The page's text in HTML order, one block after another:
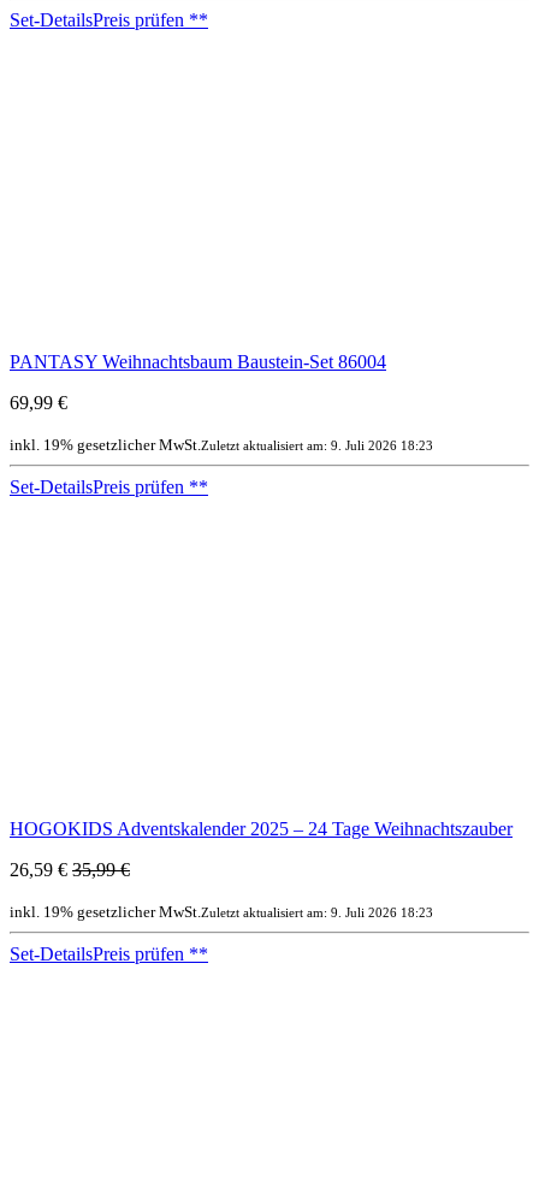
Set-DetailsPreis prüfen **
PANTASY Weihnachtsbaum Baustein-Set 86004
69,99 €
inkl. 19% gesetzlicher MwSt.Zuletzt aktualisiert am: 9. Juli 2026 18:23
Set-DetailsPreis prüfen **
HOGOKIDS Adventskalender 2025 – 24 Tage Weihnachtszauber
26,59 € 35,99 €
inkl. 19% gesetzlicher MwSt.Zuletzt aktualisiert am: 9. Juli 2026 18:23
Set-DetailsPreis prüfen **